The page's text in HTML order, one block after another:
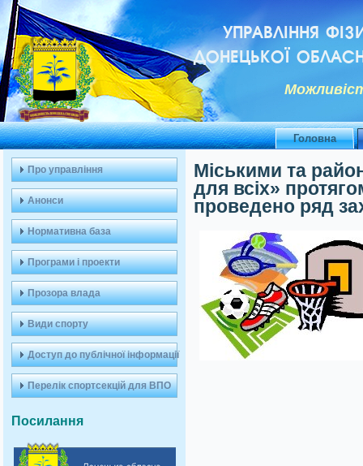
УПРАВЛІННЯ
ДОНЕЦЬКОЇ
Головна
Про управління
Анонси
Нормативна база
Програми і проекти
Прозора влада
Види спорту
Доступ до публічної інформації
Перелік спортсекцій для ВПО
Посилання
Міськими та
для всіх»
проведено ряд